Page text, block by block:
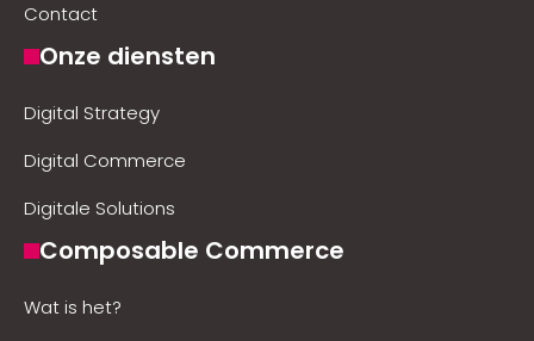
Contact
Onze diensten
Digital Strategy
Digital Commerce
Digitale Solutions
Composable Commerce
Wat is het?